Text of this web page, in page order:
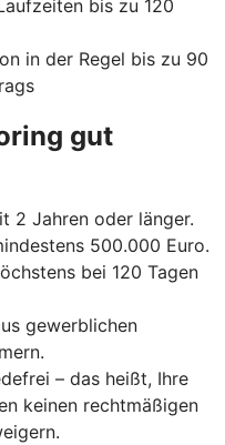
bis zu 120
in der Regel bis zu 90
gut
2 Jahren oder länger.
500.000 Euro.
bei 120 Tagen
gewerblichen
– das heißt, Ihre
keinen rechtmäßigen